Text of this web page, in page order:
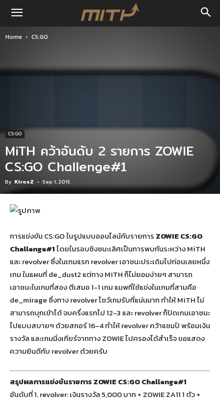
Home CS:GO
CS:GO
MiTH คว้าอันดับ 2 รายการ ZOWIE
CS:GO Challenge#1
By KirosZ - Sep 1, 2015
การแข่งขัน CS:GO ในรูปแบบออนไลน์กับรายการ ZOWIE CS:GO
Challenge#1โดยในรอบชิงชนะเลิศเป็นการพบกันระหว่าง MiTH
และ revolver ซึ่งในเกมแรก revolver เอาชนะประเดิมไปก่อนเลยหนึ่ง
เกม ในแผนที่ de_dust2 แต่ทาง MiTH ก็ไม่ยอมง่ายๆ สามารถ
เอาชนะในเกมที่สอง ตีเสมอ 1-1 เกม แมพที่ใช้แข่งในเกมที่สามคือ
de_mirage ซึ่งทาง revolver โชว์เกมรับที่แน่นมาก ทำให้ MiTH ไม่
สามารถบุกเข้าได้ จบครึ่งแรกไป 12-3 และ revolver ก็ปิดเกมเอาชนะ
ไปแบบสบายๆ ด้วยสกอร์ 16-4 ทำให้ revolver คว้าแชมป์ พร้อมเงิน
รางวัล และเกมมิ่งเกียร์จากทาง ZOWIE ไปครองได้สำเร็จ ขอแสดง
ความยินดีกับ revolver ด้วยครับ
สรุปผลการแข่งขันรายการ ZOWIE CS:GO Challenge#1
อันดับที่ 1. revolver: เงินรางวัล 5,000 บาท + ZOWIE ZA11 1 ตัว +